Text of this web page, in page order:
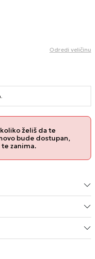
Odredi veličinu
želiš da te
bude dostupan,
zanima.